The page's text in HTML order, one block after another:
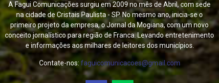
A Fagui Comunicações surgiu em 2009 no mês de Abril, com sede
na cidade de Cristais Paulista - SP. No mesmo ano, inicia-se o
primeiro projeto da empresa, o Jornal da Mogiana, com um novo
conceito jornalístico para região de Franca. Levando entretenimento
e informações aos milhares de leitores dos municípios.
Contate-nos: faguicomunicacoes@gmail.com